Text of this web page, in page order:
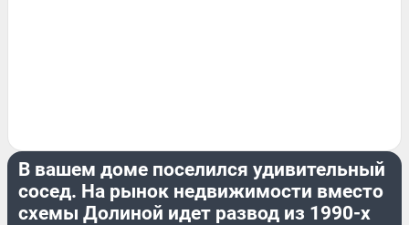
В вашем доме поселился удивительный
сосед. На рынок недвижимости вместо
схемы Долиной идет развод из 1990-х